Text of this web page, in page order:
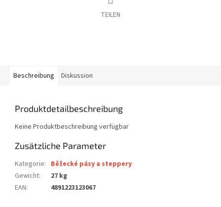
TEILEN
Beschreibung Diskussion
Produktdetailbeschreibung
Keine Produktbeschreibung verfügbar
Zusätzliche Parameter
Kategorie: Běžecké pásy a steppery
Gewicht:
27 kg
EAN: 4891223123067